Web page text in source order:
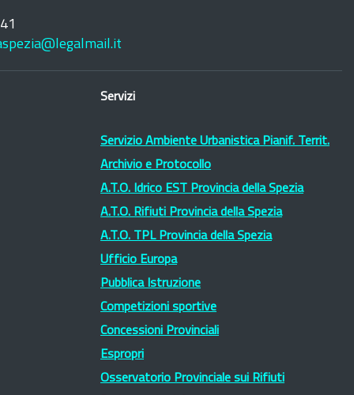
Servizi
Servizio Ambiente Urbanistica Pianif. Territ.
Archivio e Protocollo
A.T.O. Idrico EST Provincia della Spezia
A.T.O. Rifiuti Provincia della Spezia
A.T.O. TPL Provincia della Spezia
Ufficio Europa
Pubblica Istruzione
Competizioni sportive
Concessioni Provinciali
Espropri
Osservatorio Provinciale sui Rifiuti